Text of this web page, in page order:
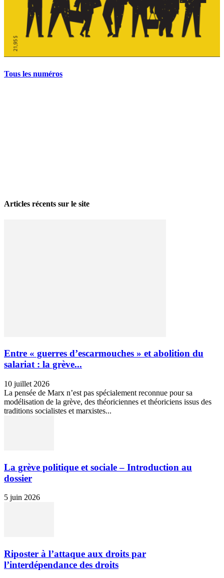
Tous les numéros
Articles récents sur le site
Entre « guerres d’escarmouches » et abolition du
salariat : la grève...
10 juillet 2026
La pensée de Marx n’est pas spécialement reconnue pour sa
modélisation de la grève, des théoriciennes et théoriciens issus des
traditions socialistes et marxistes...
La grève politique et sociale – Introduction au
dossier
5 juin 2026
Riposter à l’attaque aux droits par
l’interdépendance des droits